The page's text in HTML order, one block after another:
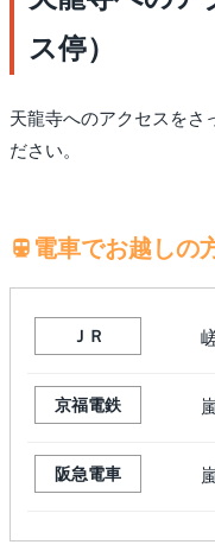
ス停）
天龍寺へのアクセスをさ
ださい。
電車でお越しの
ＪＲ
京福電鉄
阪急電車